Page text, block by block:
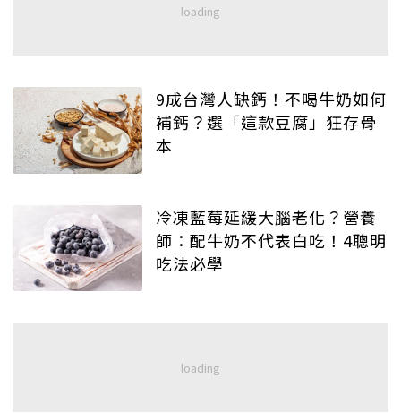
9成台灣人缺鈣！不喝牛奶如何
補鈣？選「這款豆腐」狂存骨
本
冷凍藍莓延緩大腦老化？營養
師：配牛奶不代表白吃！4聰明
吃法必學